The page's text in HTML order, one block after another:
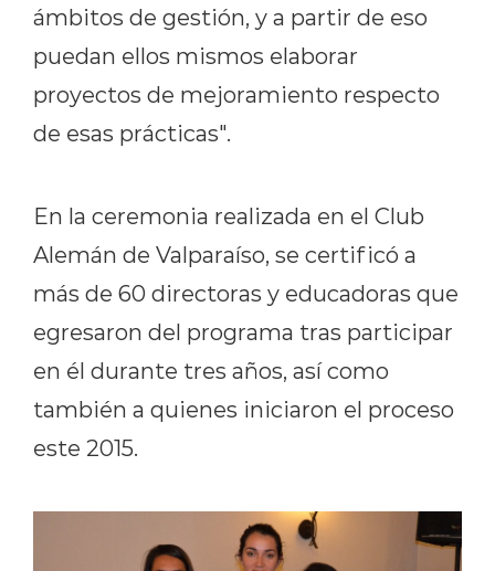
ámbitos de gestión, y a partir de eso
puedan ellos mismos elaborar
proyectos de mejoramiento respecto
de esas prácticas".
En la ceremonia realizada en el Club
Alemán de Valparaíso, se certificó a
más de 60 directoras y educadoras que
egresaron del programa tras participar
en él durante tres años, así como
también a quienes iniciaron el proceso
este 2015.